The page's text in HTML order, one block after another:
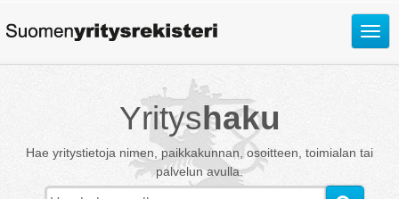
Avaa
Yrityshaku
Hae yritystietoja nimen, paikkakunnan, osoitteen, toimialan tai
palvelun avulla.